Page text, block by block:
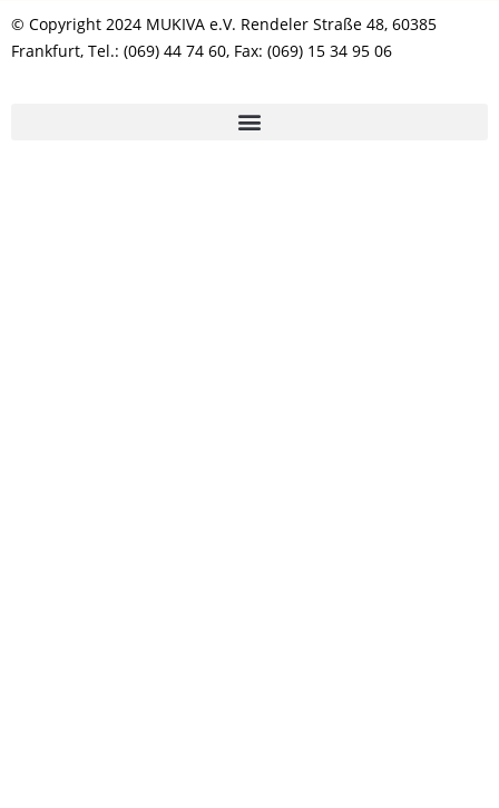
© Copyright 2024 MUKIVA e.V. Rendeler Straße 48, 60385
Frankfurt, Tel.: (069) 44 74 60, Fax: (069) 15 34 95 06